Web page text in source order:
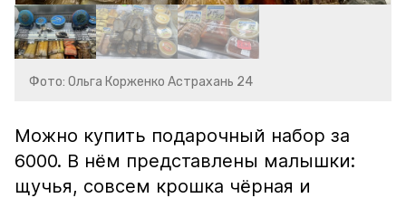
Фото: Ольга Корженко Астрахань 24
Можно купить подарочный набор за
6000. В нём представлены малышки:
щучья, совсем крошка чёрная и